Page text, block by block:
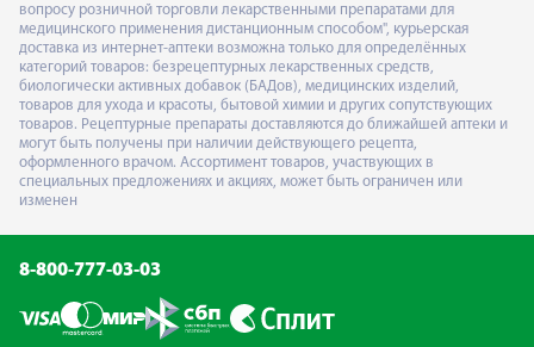
вопросу розничной торговли лекарственными препаратами для
медицинского применения дистанционным способом", курьерская
доставка из интернет-аптеки возможна только для определённых
категорий товаров: безрецептурных лекарственных средств,
биологически активных добавок (БАДов), медицинских изделий,
товаров для ухода и красоты, бытовой химии и других сопутствующих
товаров. Рецептурные препараты доставляются до ближайшей аптеки и
могут быть получены при наличии действующего рецепта,
оформленного врачом. Ассортимент товаров, участвующих в
специальных предложениях и акциях, может быть ограничен или
изменен
8-800-777-03-03